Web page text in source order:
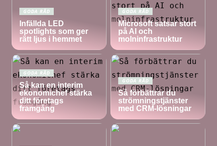
GODA RÅD
Infällda LED
spotlights som ger
rätt ljus i hemmet
GODA RÅD
Microsoft satsar stort
på AI och
molninfrastruktur
GODA RÅD
Så kan en interim
ekonomichef stärka
ditt företags
framgång
GODA RÅD
Så förbättrar du
strömningstjänster
med CRM-lösningar